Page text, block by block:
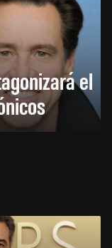
el